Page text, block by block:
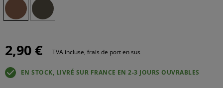
2,90 € TVA incluse, frais de port en sus
EN STOCK, LIVRÉ SUR FRANCE EN 2-3 JOURS OUVRABLES